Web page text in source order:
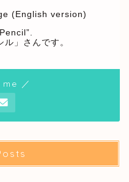
(English version)
」さんです。
／